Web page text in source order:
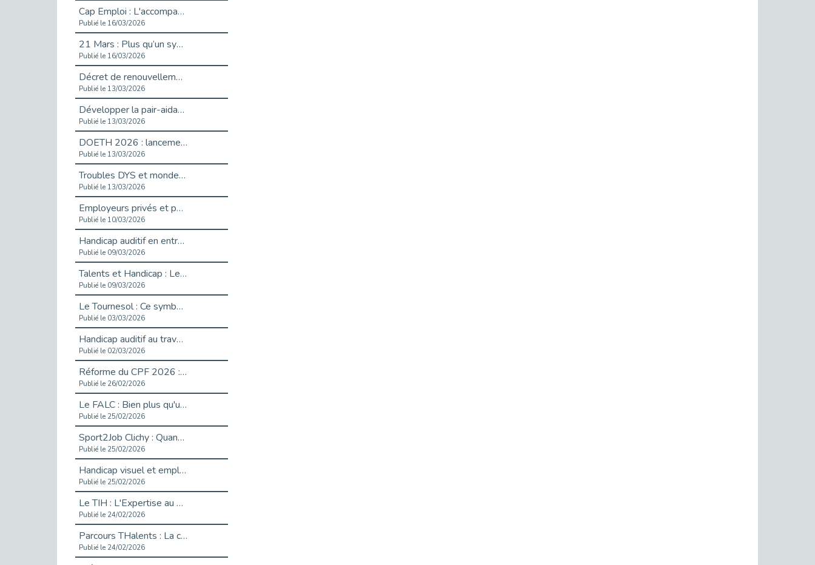
Cap Emploi : L'accompagnement EXH c’est quoi ?
Publié le 16/03/2026
21 Mars : Plus qu’un symbole, un engagement pour l’inclusion
Publié le 16/03/2026
Décret de renouvellement de l'aide aux employeurs d'apprentis
Publié le 13/03/2026
Développer la pair-aidance en santé mentale : guide pour les employeurs
Publié le 13/03/2026
DOETH 2026 : lancement de la campagne pour les employeurs publics
Publié le 13/03/2026
Troubles DYS et monde du travail : mieux comprendre pour mieux accompagner _ vidéo
Publié le 13/03/2026
Employeurs privés et publics : vigilance face aux démarchages liés à l’OETH en 2026
Publié le 10/03/2026
Handicap auditif en entreprise, aménagements pour sécuriser la communication - vidéo
Publié le 09/03/2026
Talents et Handicap : Le Top 10 des métiers plébiscités dans les Hauts-de-Seine
Publié le 09/03/2026
Le Tournesol : Ce symbole discret qui change la vie des personnes en situation de handicap invisible
Publié le 03/03/2026
Handicap auditif au travail : rendre l’invisible accessible
Publié le 02/03/2026
Réforme du CPF 2026 : Ce qui change ce printemps pour vos droits à la formation
Publié le 26/02/2026
Le FALC : Bien plus qu'une écriture, un levier d'inclusion
Publié le 25/02/2026
Sport2Job Clichy : Quand le terrain devient le plus beau des bureaux
Publié le 25/02/2026
Handicap visuel et emploi : lever les obstacles pour révéler les - vidéo
Publié le 25/02/2026
Le TIH : L'Expertise au Service de l'Inclusion
Publié le 24/02/2026
Parcours THalents : La complémentarité au service de l'Emploi.
Publié le 24/02/2026